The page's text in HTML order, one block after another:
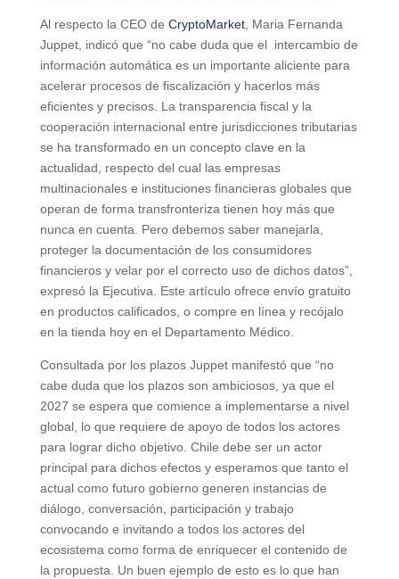
Al respecto la CEO de CryptoMarket, Maria Fernanda
Juppet, indicó que “no cabe duda que el intercambio de
información automática es un importante aliciente para
acelerar procesos de fiscalización y hacerlos más
eficientes y precisos. La transparencia fiscal y la
cooperación internacional entre jurisdicciones tributarias
se ha transformado en un concepto clave en la
actualidad, respecto del cual las empresas
multinacionales e instituciones financieras globales que
operan de forma transfronteriza tienen hoy más que
nunca en cuenta. Pero debemos saber manejarla,
proteger la documentación de los consumidores
financieros y velar por el correcto uso de dichos datos”,
expresó la Ejecutiva. Este artículo ofrece envío gratuito
en productos calificados, o compre en línea y recójalo
en la tienda hoy en el Departamento Médico.
Consultada por los plazos Juppet manifestó que “no
cabe duda que los plazos son ambiciosos, ya que el
2027 se espera que comience a implementarse a nivel
global, lo que requiere de apoyo de todos los actores
para lograr dicho objetivo. Chile debe ser un actor
principal para dichos efectos y esperamos que tanto el
actual como futuro gobierno generen instancias de
diálogo, conversación, participación y trabajo
convocando e invitando a todos los actores del
ecosistema como forma de enriquecer el contenido de
la propuesta. Un buen ejemplo de esto es lo que han